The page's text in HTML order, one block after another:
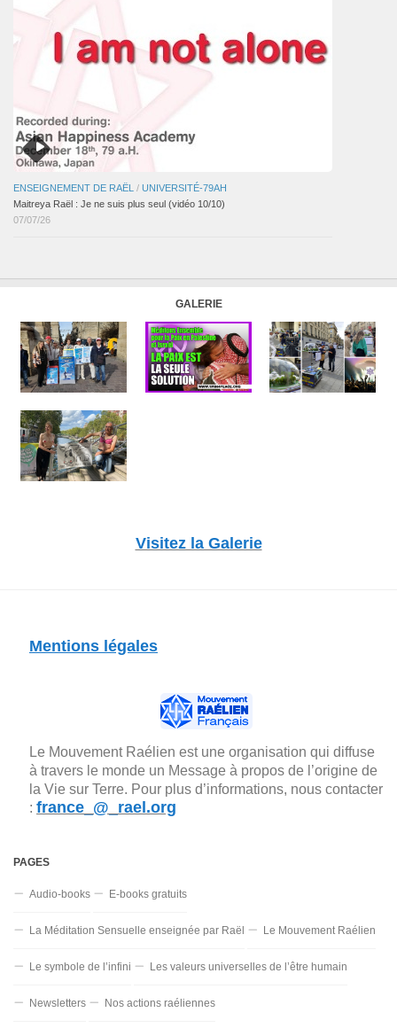
ENSEIGNEMENT DE RAËL / UNIVERSITÉ-79AH
Maitreya Raël : Je ne suis plus seul (vidéo 10/10)
07/07/26
GALERIE
Visitez la Galerie
Mentions légales
Le Mouvement Raélien est une organisation qui diffuse
à travers le monde un Message à propos de l’origine de
la Vie sur Terre. Pour plus d’informations, nous contacter
: france_@_rael.org
PAGES
Audio-books E-books gratuits
La Méditation Sensuelle enseignée par Raël Le Mouvement Raélien
Le symbole de l’infini Les valeurs universelles de l’être humain
Newsletters Nos actions raéliennes